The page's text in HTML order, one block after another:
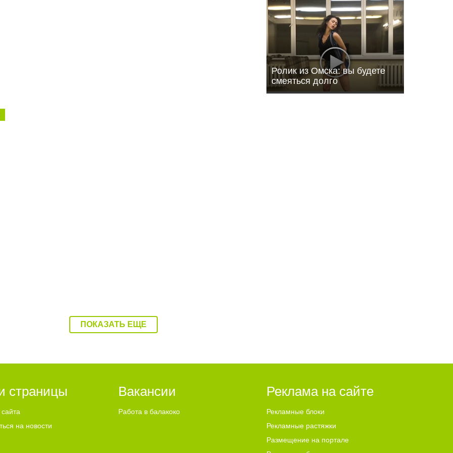
Ролик из Омска: вы будете
смеяться долго
ПОКАЗАТЬ ЕЩЕ
страницы
на новости
Вакансии
Работа в балакоко
Реклама на сайте
Рекламные блоки
Рекламные растяжки
Размещение на портале